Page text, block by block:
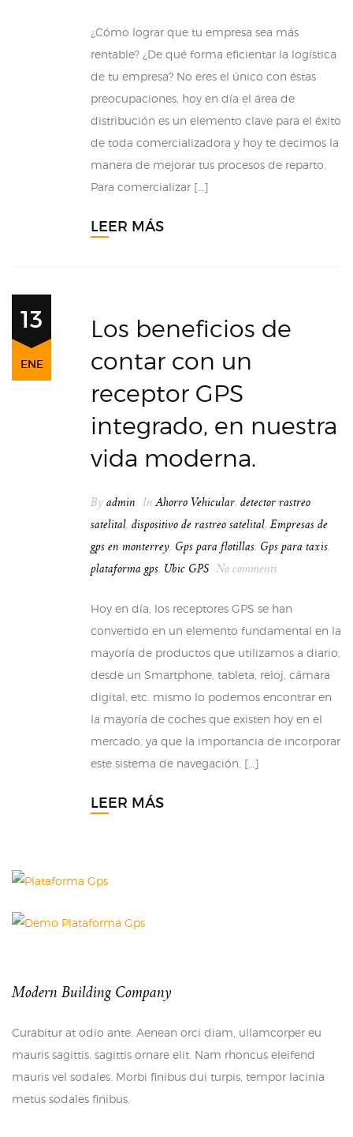
¿Cómo lograr que tu empresa sea más
rentable? ¿De qué forma eficientar la logística
de tu empresa? No eres el único con éstas
preocupaciones, hoy en día el área de
distribución es un elemento clave para el éxito
de toda comercializadora y hoy te decimos la
manera de mejorar tus procesos de reparto.
Para comercializar […]
LEER MÁS
13
ENE
Los beneficios de
contar con un
receptor GPS
integrado, en nuestra
vida moderna.
By admin InAhorro Vehicular, detector rastreo
satelital, dispositivo de rastreo satelital, Empresas de
gps en monterrey, Gps para flotillas, Gps para taxis,
plataforma gps, Ubic GPS No comments
Hoy en día, los receptores GPS se han
convertido en un elemento fundamental en la
mayoría de productos que utilizamos a diario,
desde un Smartphone, tableta, reloj, cámara
digital, etc. mismo lo podemos encontrar en
la mayoría de coches que existen hoy en el
mercado, ya que la importancia de incorporar
este sistema de navegación, […]
LEER MÁS
Modern Building Company
Curabitur at odio ante. Aenean orci diam, ullamcorper eu
mauris sagittis, sagittis ornare elit. Nam rhoncus eleifend
mauris vel sodales. Morbi finibus dui turpis, tempor lacinia
metus sodales finibus.